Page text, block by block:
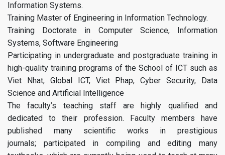
Information Systems.
Training Master of Engineering in Information Technology.
Training Doctorate in Computer Science, Information
Systems, Software Engineering
Participating in undergraduate and postgraduate training in
high-quality training programs of the School of ICT such as
Viet Nhat, Global ICT, Viet Phap, Cyber ​​Security, Data
Science and Artificial Intelligence
The faculty’s teaching staff are highly qualified and
dedicated to their profession. Faculty members have
published many scientific works in prestigious
journals; participated in compiling and editing many